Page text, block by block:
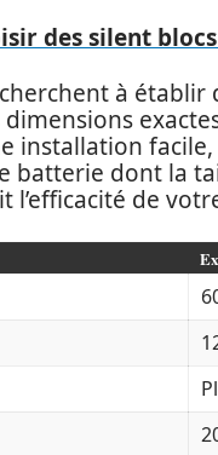
des silent
à
installation
batterie dont la
de